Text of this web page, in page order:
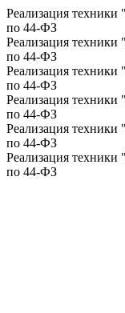
Реализация
по 44-ФЗ
Реализация
по 44-ФЗ
Реализация
по 44-ФЗ
Реализация
по 44-ФЗ
Реализация
по 44-ФЗ
Реализация
по 44-ФЗ